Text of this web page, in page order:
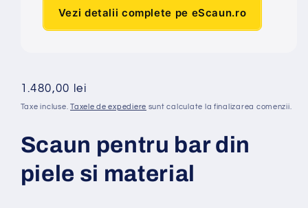
Vezi detalii complete pe eScaun.ro
Preț
obișnuit
1.480,00 lei
Taxe incluse.Taxele de expediere sunt calculate la finalizarea comenzii.
Scaun pentru bar din
piele si material